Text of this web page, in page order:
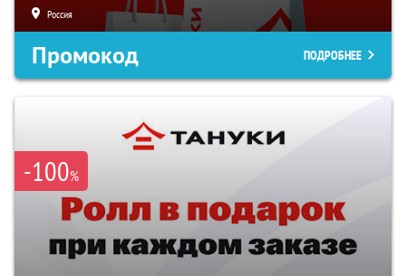
Россия
Промокод ПОДРОБНЕЕ
-100%